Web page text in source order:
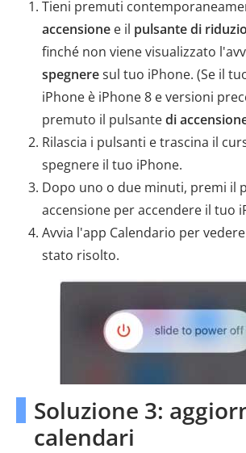
Tieni premuti
accensione e il pulsante di
finché non viene visualizzato
spegneresul tuo iPhone. (Se il
iPhone è iPhone 8 e versioni
premuto il pulsantedi
Rilascia i pulsanti e trascina il
spegnere il tuo iPhone.
Dopo uno o due minuti, premi il
accensione per accendere il tuo
Avvia l'app Calendario per
stato risolto.
Soluzione 3:
calendari